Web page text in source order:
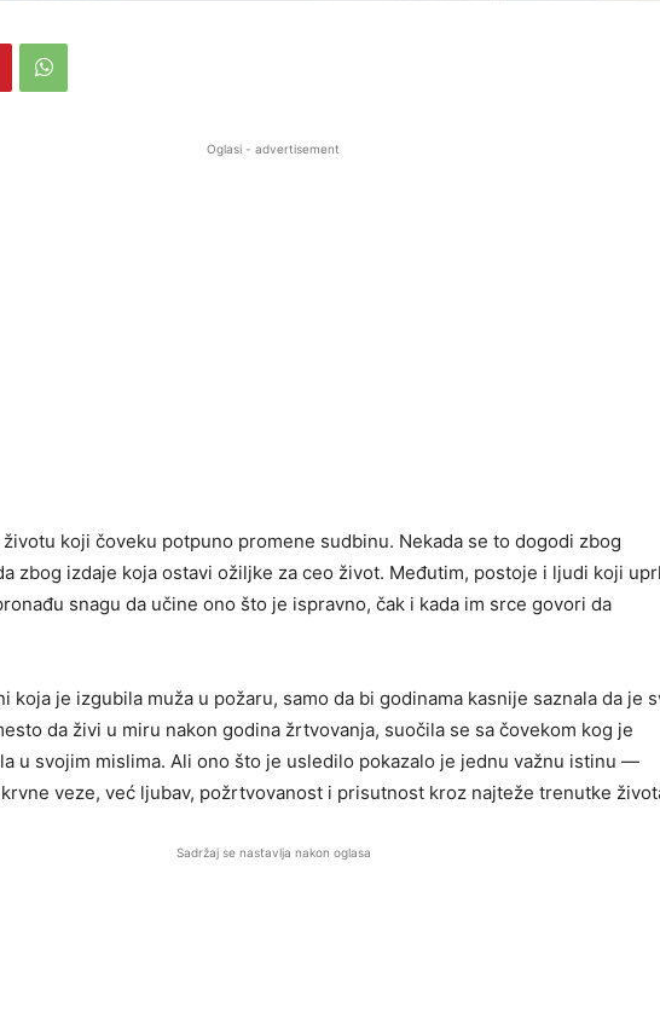
Oglasi - advertisement
koji čoveku potpuno promene sudbinu. Nekada se to dogodi zbog
zbog izdaje koja ostavi ožiljke za ceo život. Međutim, postoje i ljudi koji
snagu da učine ono što je ispravno, čak i kada im srce govori da
koja je izgubila muža u požaru, samo da bi godinama kasnije saznala da je
da živi u miru nakon godina žrtvovanja, suočila se sa čovekom kog je
u svojim mislima. Ali ono što je usledilo pokazalo je jednu važnu istinu —
veze, već ljubav, požrtvovanost i prisutnost kroz najteže trenutke
Sadržaj se nastavlja nakon oglasa